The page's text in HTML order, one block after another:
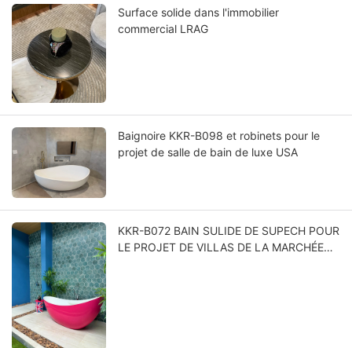
Surface solide dans l'immobilier
commercial LRAG
Baignoire KKR-B098 et robinets pour le
projet de salle de bain de luxe USA
KKR-B072 BAIN SULIDE DE SUPECH POUR
LE PROJET DE VILLAS DE LA MARCHÉE